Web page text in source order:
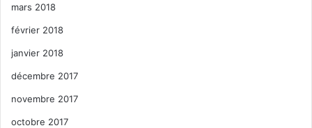
mars 2018
février 2018
janvier 2018
décembre 2017
novembre 2017
octobre 2017